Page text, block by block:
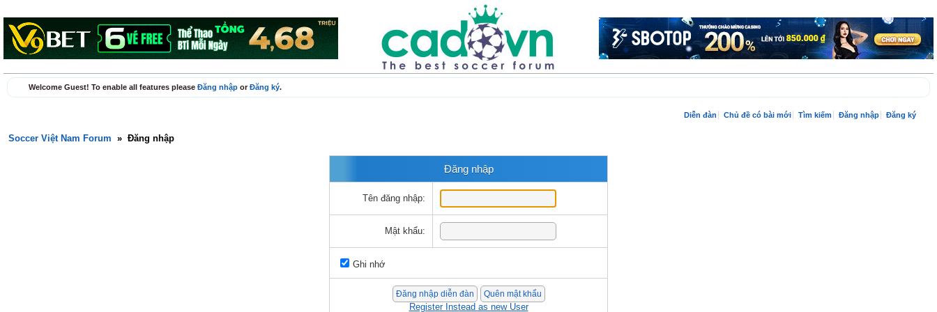
Welcome Guest! To enable all features please Đăng nhập orĐăng ký.
Diễn đàn Chủ đề có bài mới Tìm kiếm Đăng nhập Đăng ký
Soccer Việt Nam Forum » Đăng nhập
Đăng nhập
Tên đăng nhập:
Mật khẩu:
Ghi nhớ
Register Instead as new User